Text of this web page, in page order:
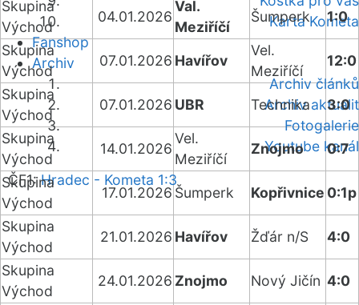
Karta Kometa
Fanshop
Archiv
Archiv článků
Archiv aktualit
Fotogalerie
Youtube kanál
ČF1:Hradec - Kometa 1:3
Skupina
Východ
04.01.2026
Val.
Meziříčí
Šumperk
1:0
Skupina
Východ
07.01.2026 Havířov
Vel.
Meziříčí
12:0
Skupina
Východ
07.01.2026 UBR Technika
3:0
Skupina
Východ
14.01.2026
Vel.
Meziříčí
Znojmo
0:7
Skupina
Východ
17.01.2026 Šumperk Kopřivnice 0:1p
Skupina
Východ
21.01.2026 Havířov Žďár n/S
4:0
Skupina
Východ
24.01.2026 Znojmo Nový Jičín 4:0